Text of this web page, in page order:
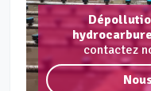
contactez